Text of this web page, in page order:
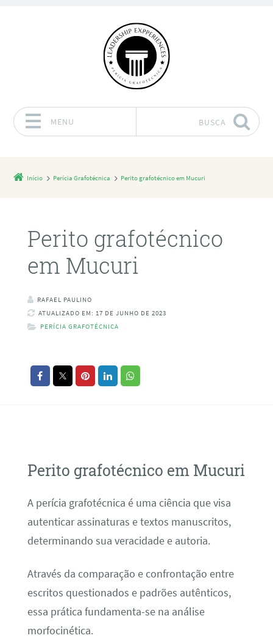
MENU BUSCA
Início Perícia Grafotécnica Perito grafotécnico em Mucuri
Perito grafotécnico
em Mucuri
RAFAEL PAULINO
ATUALIZADO EM: 17 DE JUNHO DE 2023
PERÍCIA GRAFOTÉCNICA
Perito grafotécnico em Mucuri
A perícia grafotécnica é uma ciência que visa
autenticar assinaturas e textos manuscritos,
determinando sua veracidade e autoria.
Através da comparação e confrontação entre
escritos questionados e padrões autênticos,
essa prática fundamenta-se na análise
morfocinética.